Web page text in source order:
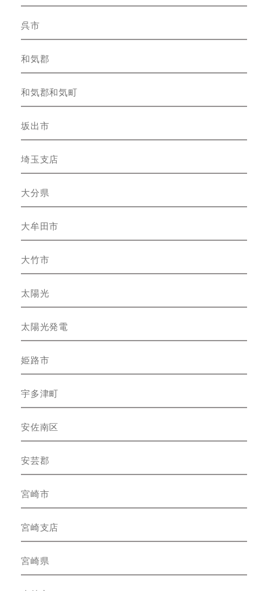
呉市
和気郡
和気郡和気町
坂出市
埼玉支店
大分県
大牟田市
大竹市
太陽光
太陽光発電
姫路市
宇多津町
安佐南区
安芸郡
宮崎市
宮崎支店
宮崎県